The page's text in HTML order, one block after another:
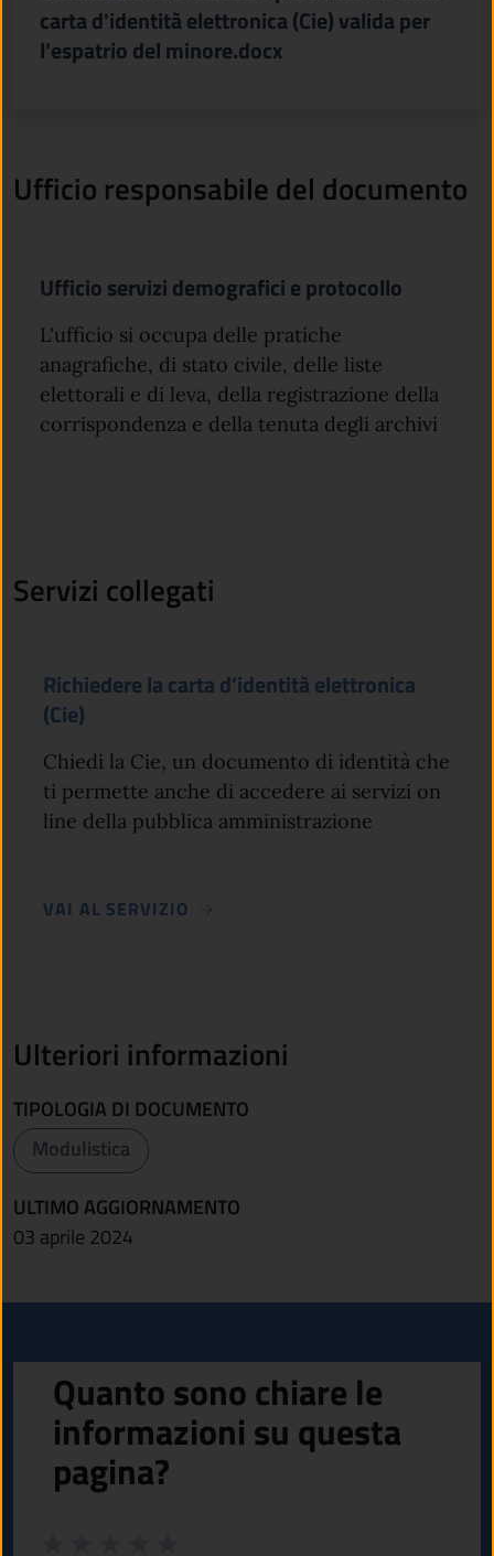
carta d'identità elettronica (Cie) valida per
l'espatrio del minore.docx
Ufficio responsabile del documento
Ufficio servizi demografici e protocollo
L'ufficio si occupa delle pratiche
anagrafiche, di stato civile, delle liste
elettorali e di leva, della registrazione della
corrispondenza e della tenuta degli archivi
Servizi collegati
Richiedere la carta d’identità elettronica
(Cie)
Chiedi la Cie, un documento di identità che
ti permette anche di accedere ai servizi on
line della pubblica amministrazione
VAI AL SERVIZIO
Ulteriori informazioni
TIPOLOGIA DI DOCUMENTO
Modulistica
ULTIMO AGGIORNAMENTO
03 aprile 2024
Quanto sono chiare le
informazioni su questa
pagina?